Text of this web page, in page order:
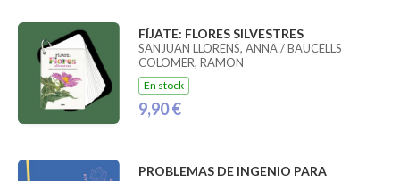
FÍJATE: FLORES SILVESTRES
SANJUAN LLORENS, ANNA / BAUCELLS
COLOMER, RAMON
En stock
9,90 €
PROBLEMAS DE INGENIO PARA